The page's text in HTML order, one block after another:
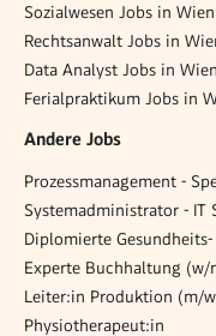
Sozialwesen Jobs in Wien
Rechtsanwalt Jobs in
Data Analyst Jobs in Wien
Ferialpraktikum Jobs in
Andere Jobs
Systemadministrator - IT
Diplomierte
Experte Buchhaltung (w/
Leiter:in Produktion (m/
Physiotherapeut:in